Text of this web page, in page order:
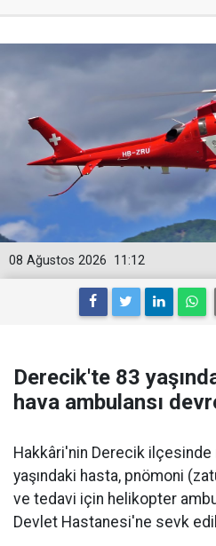
11:12
08 Ağustos 2026
Derecik'te 83
hava ambulansı
Hakkâri'nin Derecik ilçesinde
yaşındaki hasta, pnömoni
ve tedavi için helikopter
Devlet Hastanesi'ne sevk